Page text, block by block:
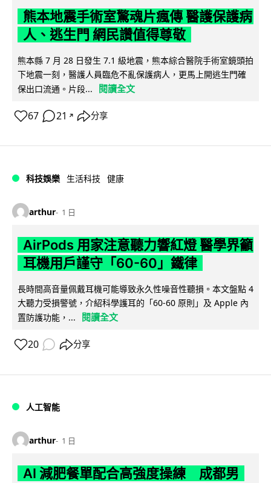
熊本地震手術室驚魂片瘋傳 醫護保護病
人、逃生門 網民讚值得尊敬
熊本縣 7 月 28 日發生 7.1 級地震，熊本綜合醫院手術室鏡頭拍
下地震一刻，醫護人員臨危不亂保護病人，更馬上開逃生門確
保出口流通。片段...
閱讀全文
67 21 ↗ 分享
科技娛樂 生活科技 健康
arthur 1 日
AirPods 用家注意聽力響紅燈 醫學界籲
耳機用戶謹守「60-60」鐵律
長時間高音量佩戴耳機可能導致永久性噪音性聽損。本文盤點 4
大聽力受損警號，介紹科學護耳的「60-60 原則」及 Apple 內
置防護功能，...
閱讀全文
20 分享
人工智能
arthur 1 日
AI 減肥餐單配合高強度操練 成都男